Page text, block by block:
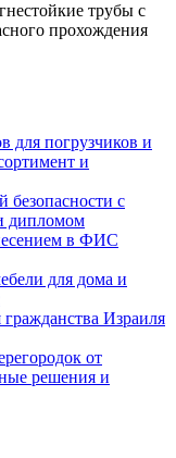
трубы с
прохождения
для погрузчиков и
и
безопасности с
дипломом
в ФИС
для дома и
Израиля
от
решения и